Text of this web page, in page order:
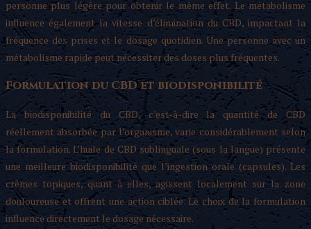
personne plus légère pour obtenir le même effet. Le métabolisme
influence également la vitesse d’élimination du CBD, impactant la
fréquence des prises et le dosage quotidien. Une personne avec un
métabolisme rapide peut nécessiter des doses plus fréquentes.
Formulation du CBD et biodisponibilité
La biodisponibilité du CBD, c’est-à-dire la quantité de CBD
réellement absorbée par l’organisme, varie considérablement selon
la formulation. L’huile de CBD sublinguale (sous la langue) présente
une meilleure biodisponibilité que l’ingestion orale (capsules). Les
crèmes topiques, quant à elles, agissent localement sur la zone
douloureuse et offrent une action ciblée. Le choix de la formulation
influence directement le dosage nécessaire.